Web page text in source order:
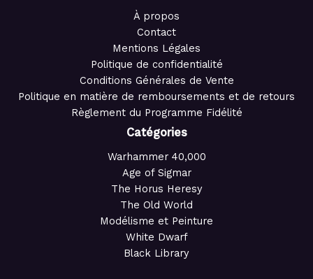
À propos
Contact
Mentions Légales
Politique de confidentialité
Conditions Générales de Vente
Politique en matière de remboursements et de retours
Règlement du Programme Fidélité
Catégories
Warhammer 40,000
Age of Sigmar
The Horus Heresy
The Old World
Modélisme et Peinture
White Dwarf
Black Library